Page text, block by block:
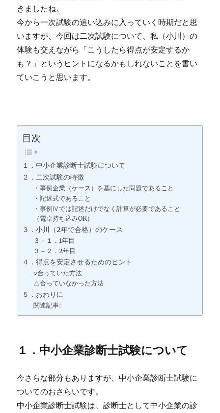
きましたね。
今から一次試験の追い込みに入っていく時期だと思
いますが、今回は二次試験について、私（小川）の
体験も交えながら「こうしたら得点が安定するか
も？」というヒントになるかもしれないことを書い
ていこうと思います。
目次
１．中小企業診断士試験について
２．二次試験の特徴
・事例企業（ケース）を基にした問題であること
・記述式であること
・事例Ⅳでは記述だけでなく計算が必要であること
（電卓持ち込みOK）
３．小川（2年で合格）のケース
３－１．1年目
３－２．2年目
４．得点を安定させるためのヒント
○合っていた方法
△合っていなかった方法
５．おわりに
関連記事:
１．中小企業診断士試験について
今さらな部分もありますが、中小企業診断士試験に
ついてのおさらいです。
中小企業診断士試験は、診断士として中小企業の診